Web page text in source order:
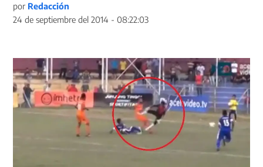
por Redacción
24 de septiembre del 2014 - 08:22:03